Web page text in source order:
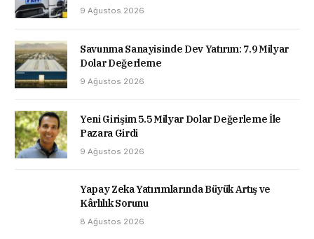
9 Ağustos 2026
Savunma Sanayisinde Dev Yatırım: 7.9 Milyar
Dolar Değerleme
9 Ağustos 2026
Yeni Girişim 5.5 Milyar Dolar Değerleme İle
Pazara Girdi
9 Ağustos 2026
Yapay Zeka Yatırımlarında Büyük Artış ve
Kârlılık Sorunu
8 Ağustos 2026